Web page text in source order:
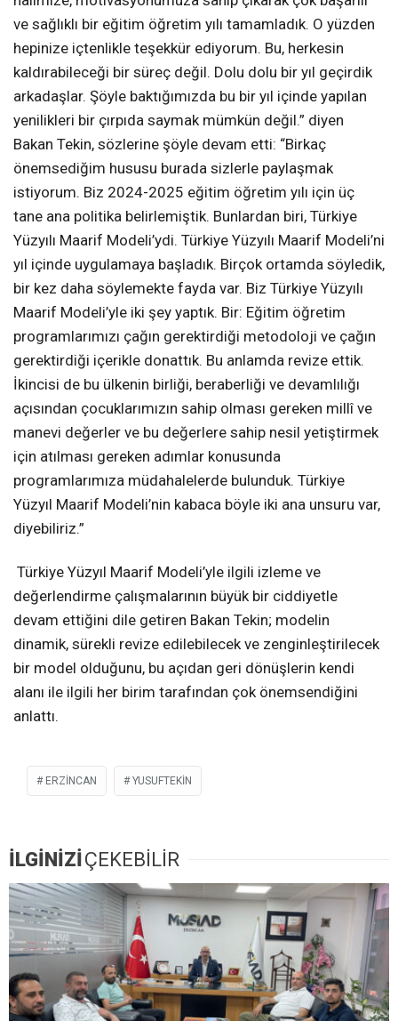
ve sağlıklı bir eğitim öğretim yılı tamamladık. O yüzden
hepinize içtenlikle teşekkür ediyorum. Bu, herkesin
kaldırabileceği bir süreç değil. Dolu dolu bir yıl geçirdik
arkadaşlar. Şöyle baktığımızda bu bir yıl içinde yapılan
yenilikleri bir çırpıda saymak mümkün değil.” diyen
Bakan Tekin, sözlerine şöyle devam etti: “Birkaç
önemsediğim hususu burada sizlerle paylaşmak
istiyorum. Biz 2024-2025 eğitim öğretim yılı için üç
tane ana politika belirlemiştik. Bunlardan biri, Türkiye
Yüzyılı Maarif Modeli’ydi. Türkiye Yüzyılı Maarif Modeli’ni
yıl içinde uygulamaya başladık. Birçok ortamda söyledik,
bir kez daha söylemekte fayda var. Biz Türkiye Yüzyılı
Maarif Modeli’yle iki şey yaptık. Bir: Eğitim öğretim
programlarımızı çağın gerektirdiği metodoloji ve çağın
gerektirdiği içerikle donattık. Bu anlamda revize ettik.
İkincisi de bu ülkenin birliği, beraberliği ve devamlılığı
açısından çocuklarımızın sahip olması gereken millî ve
manevi değerler ve bu değerlere sahip nesil yetiştirmek
için atılması gereken adımlar konusunda
programlarımıza müdahalelerde bulunduk. Türkiye
Yüzyıl Maarif Modeli’nin kabaca böyle iki ana unsuru var,
diyebiliriz.”
Türkiye Yüzyıl Maarif Modeli’yle ilgili izleme ve
değerlendirme çalışmalarının büyük bir ciddiyetle
devam ettiğini dile getiren Bakan Tekin; modelin
dinamik, sürekli revize edilebilecek ve zenginleştirilecek
bir model olduğunu, bu açıdan geri dönüşlerin kendi
alanı ile ilgili her birim tarafından çok önemsendiğini
anlattı.
ERZİNCAN YUSUFTEKİN
İLGİNİZİÇEKEBİLİR